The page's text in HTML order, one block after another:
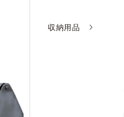
収納用品